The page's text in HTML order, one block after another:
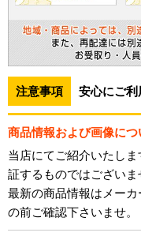
注意事項 安心にご
商品情報および画像につ
当店にてご紹介いたし
証するものではございま
最新の商品情報はメー
の前ご確認下さいませ。